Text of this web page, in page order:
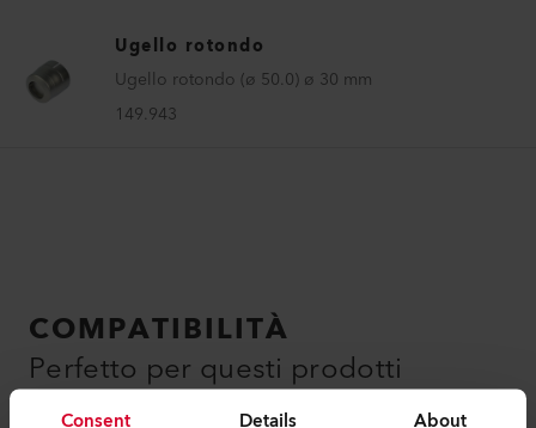
Consent Details About
Ugello rotondo
Ugello rotondo (ø 50.0) ø 30 mm
149.943
COMPATIBILITÀ
Perfetto per questi prodotti